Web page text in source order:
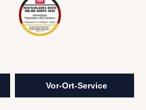
Vor-Ort-Service